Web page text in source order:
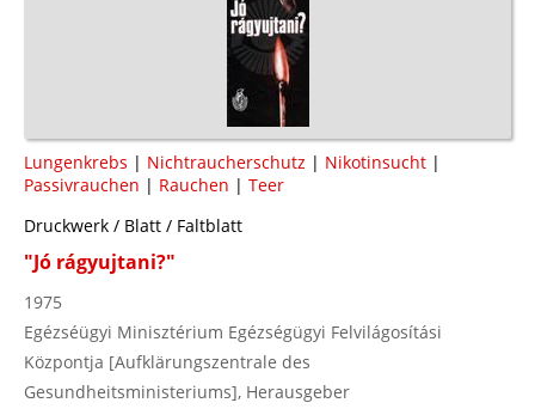
Lungenkrebs | Nichtraucherschutz | Nikotinsucht |
Passivrauchen | Rauchen | Teer
Druckwerk / Blatt / Faltblatt
"Jó rágyujtani?"
1975
Egézséügyi Minisztérium Egézségügyi Felvilágosítási
Központja [Aufklärungszentrale des
Gesundheitsministeriums], Herausgeber